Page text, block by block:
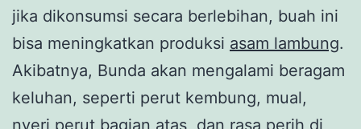
jika dikonsumsi secara berlebihan, buah ini
bisa meningkatkan produksi asam lambung.
Akibatnya, Bunda akan mengalami beragam
keluhan, seperti perut kembung, mual,
nyeri perut bagian atas, dan rasa perih di